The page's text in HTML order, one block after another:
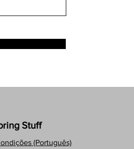
Stuff
(Português)